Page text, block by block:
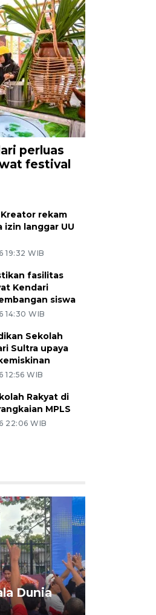
perluas
festival
rekam
langgar UU
19:32 WIB
fasilitas
Kendari
siswa
14:30 WIB
Sekolah
Sultra upaya
WIB
Rakyat di
MPLS
22:06 WIB
Dunia